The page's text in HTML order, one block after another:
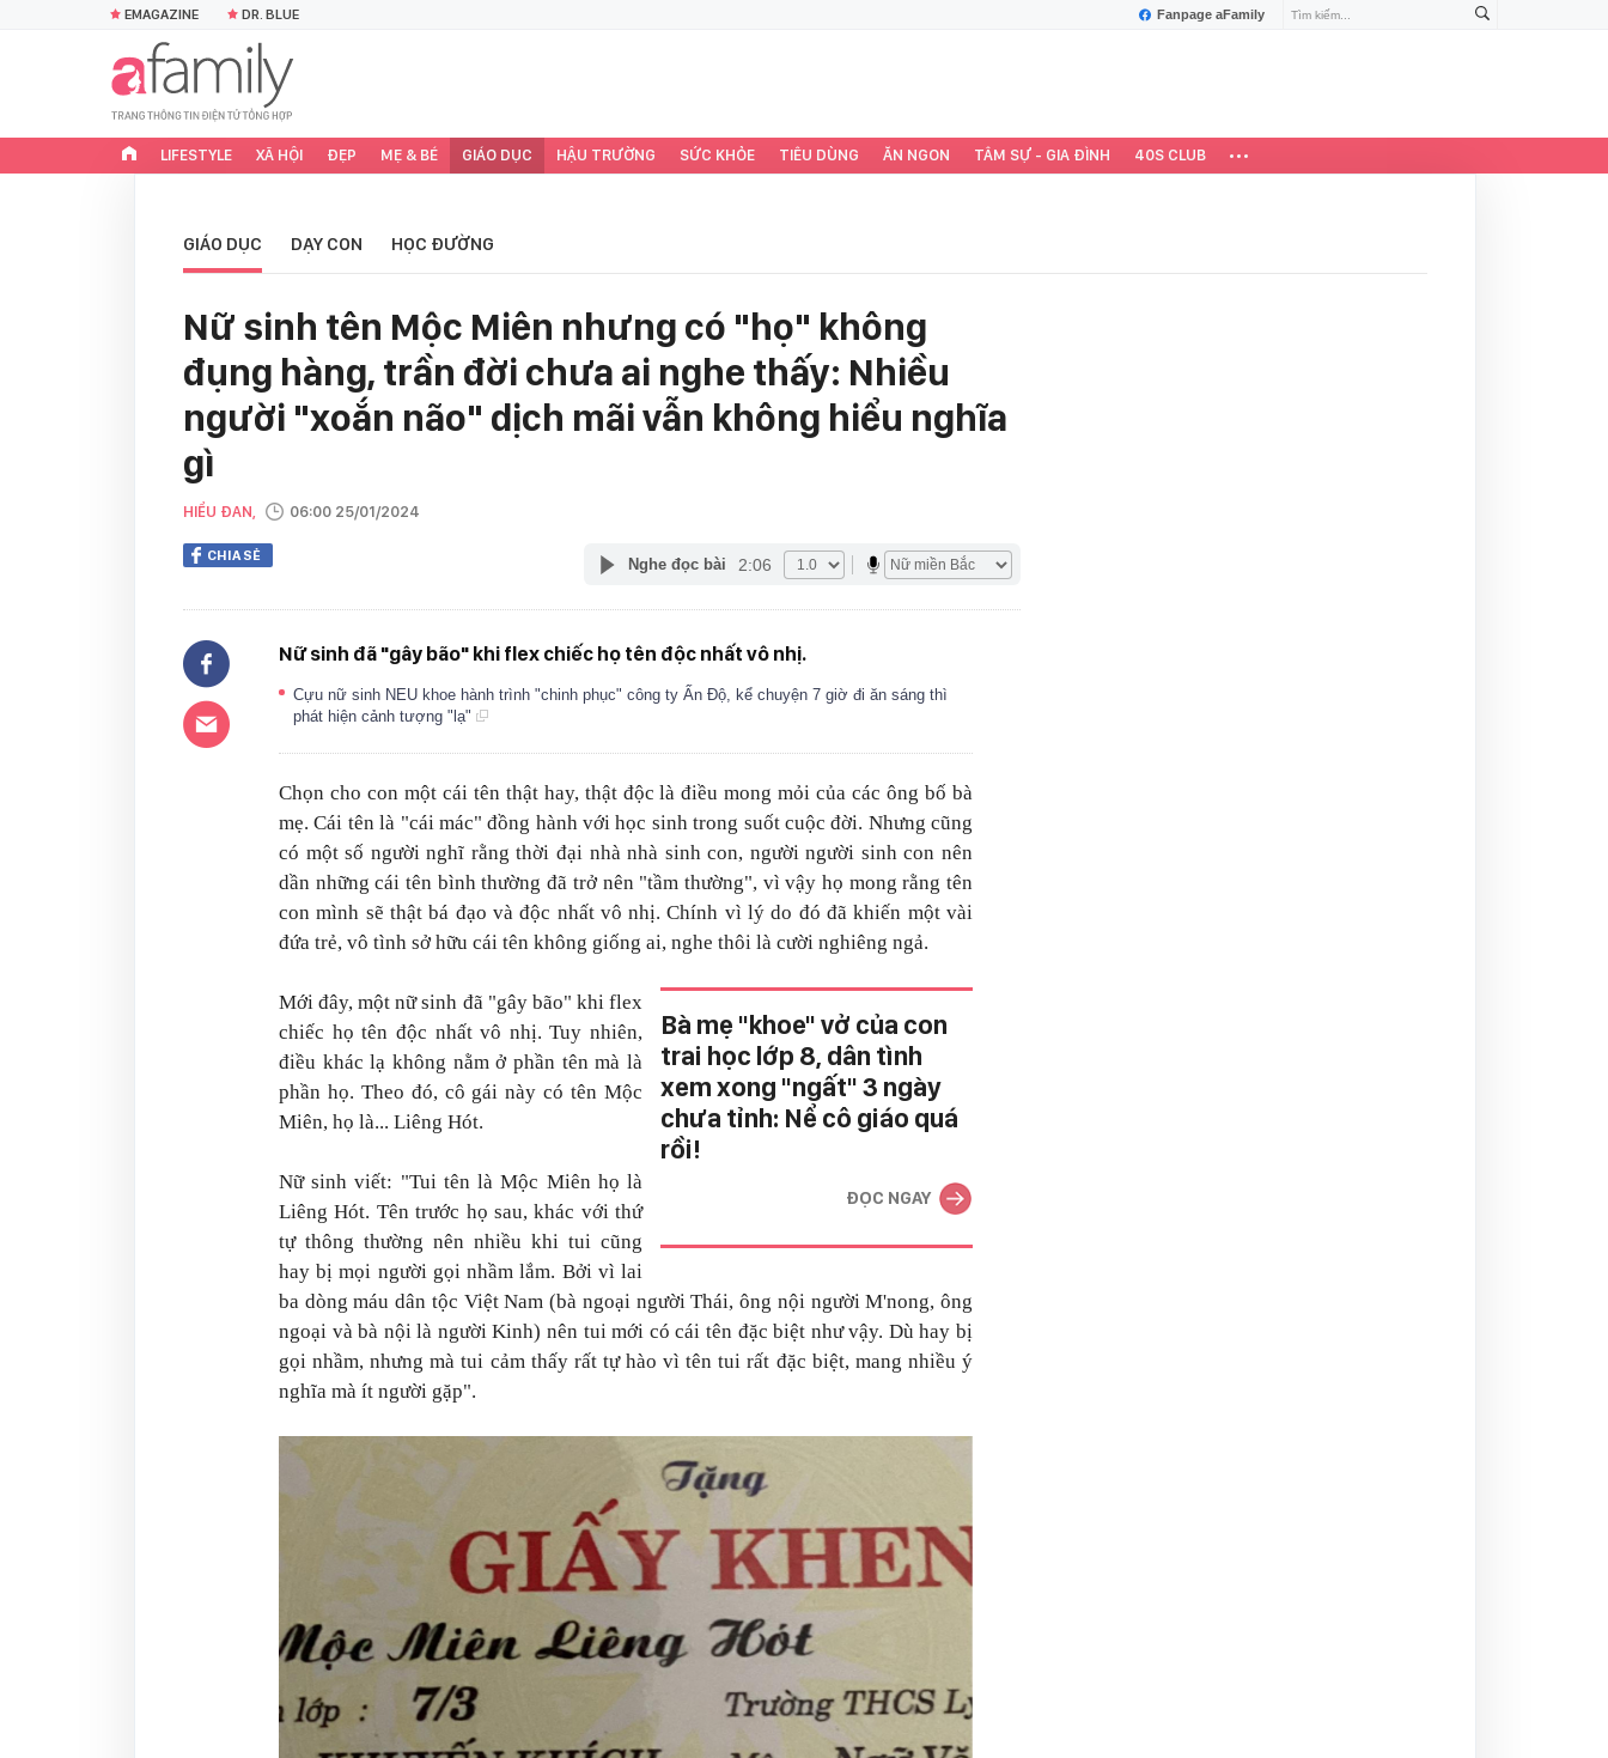
Fanpage aFamily
EMAGAZINE DR. BLUE
LIFESTYLE XÃ HỘI ĐẸP MẸ & BÉ GIÁO DỤC HẬU TRƯỜNG SỨC KHỎE TIÊU DÙNG ĂN NGON TÂM SỰ - GIA ĐÌNH 40S CLUB
GIÁO DỤC DẠY CON HỌC ĐƯỜNG
Nữ sinh tên Mộc Miên nhưng có "họ" không
đụng hàng, trần đời chưa ai nghe thấy: Nhiều
người "xoắn não" dịch mãi vẫn không hiểu nghĩa
gì
HIỂU ĐAN, 06:00 25/01/2024
CHIA SẺ Nghe đọc bài 2:06
Nữ sinh đã "gây bão" khi flex chiếc họ tên độc nhất vô nhị.
Cựu nữ sinh NEU khoe hành trình "chinh phục" công ty Ấn Độ, kể chuyện 7 giờ đi ăn sáng thì
phát hiện cảnh tượng "lạ"
Chọn cho con một cái tên thật hay, thật độc là điều mong mỏi của các ông bố bà
mẹ. Cái tên là "cái mác" đồng hành với học sinh trong suốt cuộc đời. Nhưng cũng
có một số người nghĩ rằng thời đại nhà nhà sinh con, người người sinh con nên
dần những cái tên bình thường đã trở nên "tầm thường", vì vậy họ mong rằng tên
con mình sẽ thật bá đạo và độc nhất vô nhị. Chính vì lý do đó đã khiến một vài
đứa trẻ, vô tình sở hữu cái tên không giống ai, nghe thôi là cười nghiêng ngả.
Bà mẹ "khoe" vở của con
trai học lớp 8, dân tình
xem xong "ngất" 3 ngày
chưa tỉnh: Nể cô giáo quá
rồi!
ĐỌC NGAY
Mới đây, một nữ sinh đã "gây bão" khi flex
chiếc họ tên độc nhất vô nhị. Tuy nhiên,
điều khác lạ không nằm ở phần tên mà là
phần họ. Theo đó, cô gái này có tên Mộc
Miên, họ là... Liêng Hót.
Nữ sinh viết: "Tui tên là Mộc Miên họ là
Liêng Hót. Tên trước họ sau, khác với thứ
tự thông thường nên nhiều khi tui cũng
hay bị mọi người gọi nhầm lắm. Bởi vì lai
ba dòng máu dân tộc Việt Nam (bà ngoại người Thái, ông nội người M'nong, ông
ngoại và bà nội là người Kinh) nên tui mới có cái tên đặc biệt như vậy. Dù hay bị
gọi nhầm, nhưng mà tui cảm thấy rất tự hào vì tên tui rất đặc biệt, mang nhiều ý
nghĩa mà ít người gặp".